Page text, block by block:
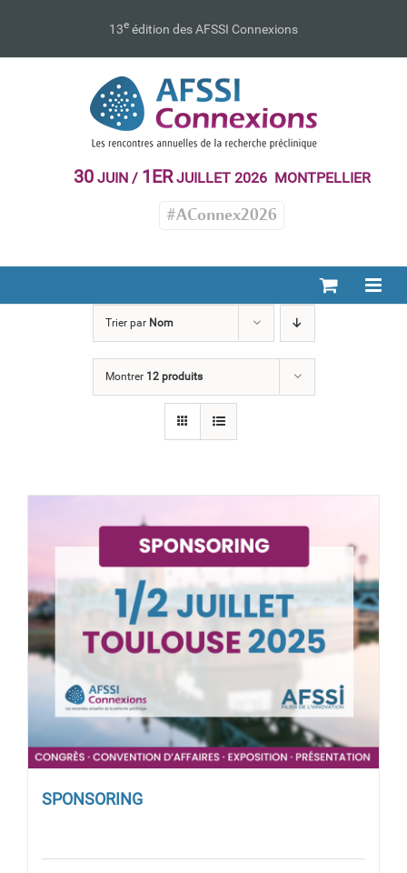
13e édition des AFSSI Connexions
30JUIN / 1ERJUILLET 2026 MONTPELLIER
#AConnex2026
Trier par Nom
Montrer 12 produits
SPONSORING